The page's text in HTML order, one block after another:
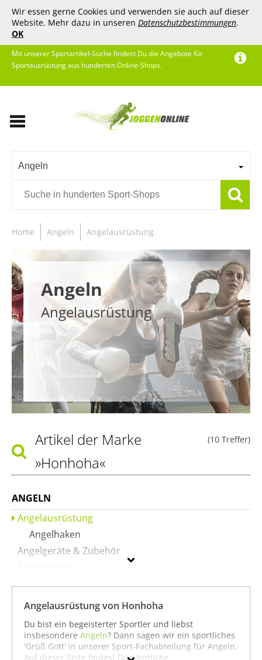
Wir essen gerne Cookies und verwenden sie auch auf dieser
Website. Mehr dazu in unseren Datenschutzbestimmungen.
OK
Mit unserer Sportartikel-Suche findest Du die Angebote für
Sportausrüstung aus hunderten Online-Shops.
Angeln
Home Angeln Angelausrüstung
Angeln
Angelausrüstung
(10 Treffer)
Artikel der Marke
»Honhoha«
ANGELN
Angelausrüstung
Angelhaken
Angelgeräte & Zubehör
Fliegenfischen
Köder
Ruten
Angelausrüstung von Honhoha
Du bist ein begeisterter Sportler und liebst
insbesondere Angeln? Dann sagen wir ein sportliches
'Grüß Gott' in unserer Sport-Fachabteilung für Angeln.
Auf dieser Seite findest Du sämtliche